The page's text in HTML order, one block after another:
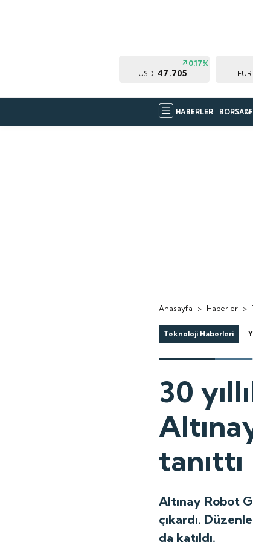
USD 47.705
0.17%
EUR
HABERLER
Anasayfa > Haberler >
Teknoloji Haberleri
30
tanıttı
Altınay Robot
çıkardı.
da katıldı.